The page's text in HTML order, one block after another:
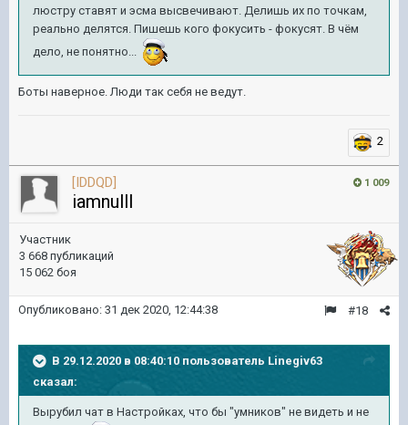
люстру ставят и эсма высвечивают. Делишь их по точкам,
реально делятся. Пишешь кого фокусить - фокусят. В чём
дело, не понятно...
Боты наверное. Люди так себя не ведут.
2
1 009
[IDDQD]
iamnulll
Участник
3 668 публикаций
15 062 боя
#18
Опубликовано: 31 дек 2020, 12:44:38
В 29.12.2020 в 08:40:10 пользователь Linegiv63
сказал:
Вырубил чат в Настройках, что бы "умников" не видеть и не